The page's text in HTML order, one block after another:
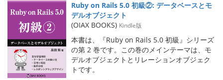
Ruby on Rails 5.0 初級②: データベースとモ
デルオブジェクト
(OIAX BOOKS) Kindle版
本書は、『Ruby on Rails 5.0 初級』シリーズ
の第 2 巻です。この巻のメインテーマは、モ
デルオブジェクトとリレーションオブジェク
トです。